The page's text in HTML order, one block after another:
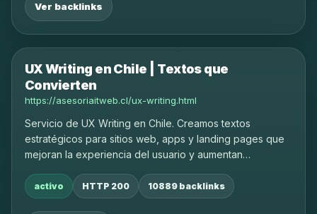
Ver backlinks
UX Writing en Chile | Textos que
Convierten
https://asesoriaitweb.cl/ux-writing.html
Servicio de UX Writing en Chile. Creamos textos
estratégicos para sitios web, apps y landing pages que
mejoran la experiencia del usuario y aumentan
activo HTTP 200 10889 backlinks